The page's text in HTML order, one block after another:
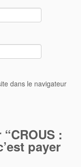
dans le navigateur
CROUS :
payer